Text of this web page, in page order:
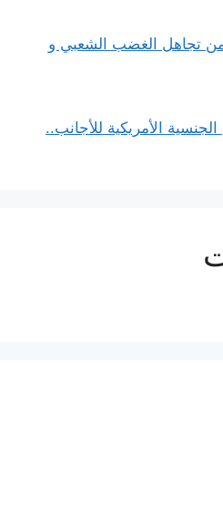
من تجاهل الغضب الشعبي و
الأمريكية للأجانب..